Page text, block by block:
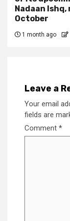
Nadaan
October
1 month ago
Leave a
Your email
fields are
Comment *